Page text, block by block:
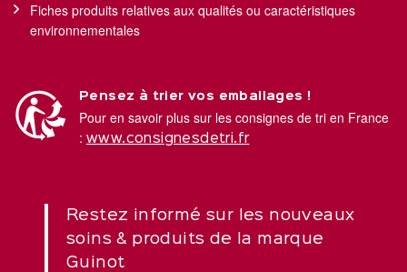
Fiches produits relatives aux qualités ou caractéristiques
environnementales
Pensez à trier vos emballages !
Pour en savoir plus sur les consignes de tri en France
: www.consignesdetri.fr
Restez informé sur les nouveaux
soins & produits de la marque
Guinot